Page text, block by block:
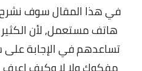
في هذا المقال سوف
هاتف مستعمل, لأن
تساعدهم في الإجابة